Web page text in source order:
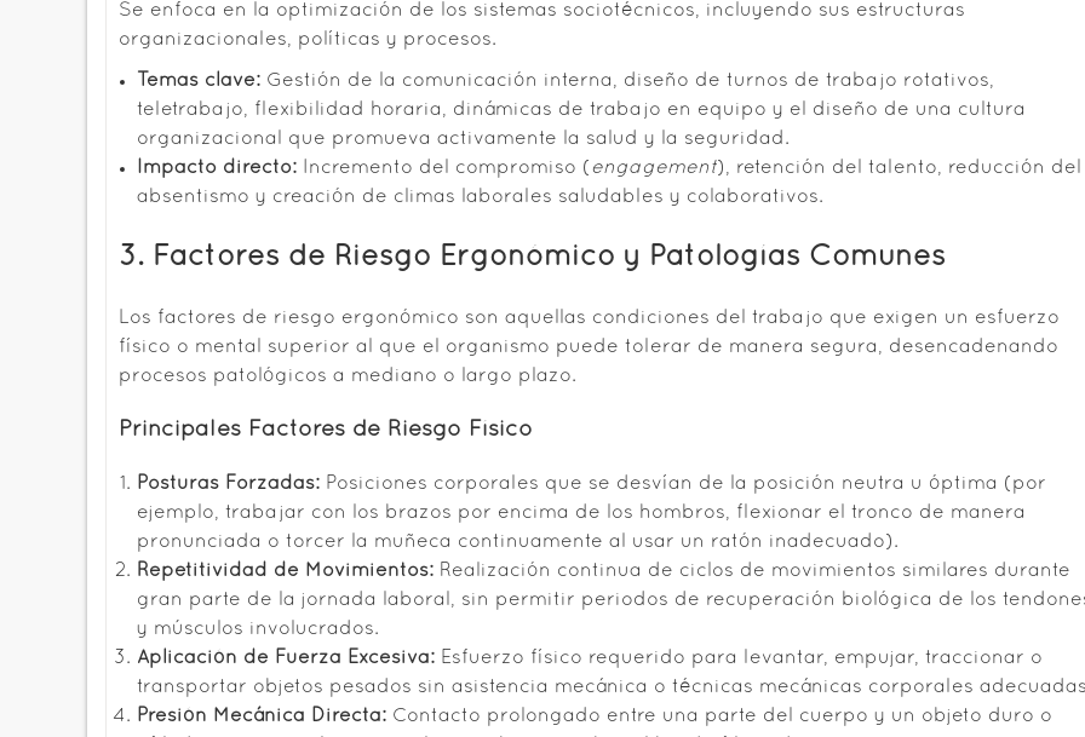
Se enfoca en la optimización de los sistemas sociotécnicos, incluyendo sus estructuras
organizacionales, políticas y procesos.
Temas clave: Gestión de la comunicación interna, diseño de turnos de trabajo rotativos,
teletrabajo, flexibilidad horaria, dinámicas de trabajo en equipo y el diseño de una cultura
organizacional que promueva activamente la salud y la seguridad.
Impacto directo: Incremento del compromiso ( engagement ), retención del talento, reducción del
absentismo y creación de climas laborales saludables y colaborativos.
3. Factores de Riesgo Ergonómico y Patologías Comunes
Los factores de riesgo ergonómico son aquellas condiciones del trabajo que exigen un esfuerzo
físico o mental superior al que el organismo puede tolerar de manera segura, desencadenando
procesos patológicos a mediano o largo plazo.
Principales Factores de Riesgo Físico
Posturas Forzadas: Posiciones corporales que se desvían de la posición neutra u óptima (por
ejemplo, trabajar con los brazos por encima de los hombros, flexionar el tronco de manera
pronunciada o torcer la muñeca continuamente al usar un ratón inadecuado).
Repetitividad de Movimientos: Realización continua de ciclos de movimientos similares durante
gran parte de la jornada laboral, sin permitir periodos de recuperación biológica de los
y músculos involucrados.
Aplicación de Fuerza Excesiva: Esfuerzo físico requerido para levantar, empujar, traccionar o
transportar objetos pesados sin asistencia mecánica o técnicas mecánicas corporales
Presión Mecánica Directa: Contacto prolongado entre una parte del cuerpo y un objeto duro o